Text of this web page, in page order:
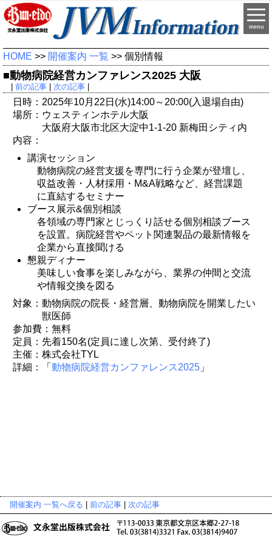
menu
HOME >> 開催案内 一覧 >> 個別情報
■動物病院経営カンファレンス2025 大阪
| 前の記事| 次の記事|
日時：2025年10月22日(水)14:00～20:00(入退場自由)
場所：ウェスティンホテル大阪
大阪府大阪市北区大淀中1-1-20 新梅田シティ内
内容：
講演セッション
動物病院の経営支援を専門に行う企業が登壇し、
収益改善・人材採用・M&A戦略など、経営課題
に直結するセミナー
ブース展示&個別相談
各領域の専門家とじっくり話せる個別相談ブース
を設置。病院経営やペット関連製品の最新情報を
企業から直接聞ける
懇親ディナー
美味しい食事を楽しみながら、業界の仲間と交流
や情報交換を図る
対象：動物病院の院長・経営層、動物病院を開業したい
獣医師
参加費：無料
定員：先着150名(定員に達し次第、受付終了)
主催：株式会社TYL
詳細：「 動物病院経営カンファレンス2025 」
開催案内 一覧へ戻る 前の記事 次の記事